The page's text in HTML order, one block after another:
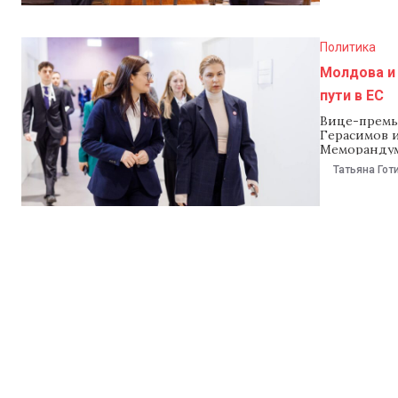
Политика
Молдова и
пути в ЕС
Вице-
Герасимов
Встреча
назад
Татьяна